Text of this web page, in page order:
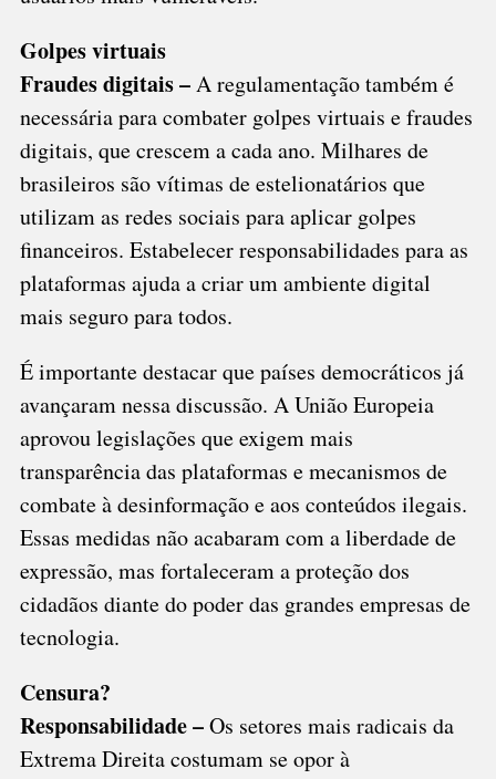
Golpes virtuais
Fraudes digitais –A regulamentação também é
necessária para combater golpes virtuais e fraudes
digitais, que crescem a cada ano. Milhares de
brasileiros são vítimas de estelionatários que
utilizam as redes sociais para aplicar golpes
financeiros. Estabelecer responsabilidades para as
plataformas ajuda a criar um ambiente digital
mais seguro para todos.
É importante destacar que países democráticos já
avançaram nessa discussão. A União Europeia
aprovou legislações que exigem mais
transparência das plataformas e mecanismos de
combate à desinformação e aos conteúdos ilegais.
Essas medidas não acabaram com a liberdade de
expressão, mas fortaleceram a proteção dos
cidadãos diante do poder das grandes empresas de
tecnologia.
Censura?
Responsabilidade –Os setores mais radicais da
Extrema Direita costumam se opor à